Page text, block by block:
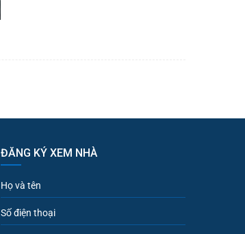
ĐĂNG KÝ XEM NHÀ